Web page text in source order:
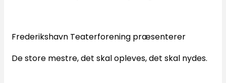
Frederikshavn Teaterforening præsenterer
De store mestre, det skal opleves, det skal nydes.